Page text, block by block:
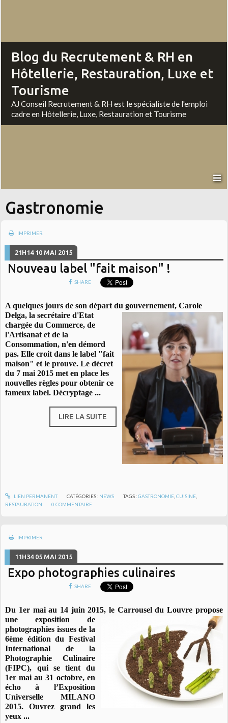
Blog du Recrutement & RH en
Hôtellerie, Restauration, Luxe et
Tourisme
AJ Conseil Recrutement & RH est le spécialiste de l'emploi
cadre en Hôtellerie, Luxe, Restauration et Tourisme
Gastronomie
IMPRIMER
21H14 10 MAI 2015
Nouveau label "fait maison" !
SHARE
A quelques jours de son départ du gouvernement, Carole
Delga, la secrétaire d'Etat
chargée du Commerce, de
l'Artisanat et de la
Consommation, n'en démord
pas. Elle croit dans le label "fait
maison" et le prouve. Le décret
du 7 mai 2015 met en place les
nouvelles règles pour obtenir ce
fameux label. Décryptage ...
LIRE LA SUITE
LIEN PERMANENT CATÉGORIES : NEWS TAGS :GASTRONOMIE ,CUISINE
RESTAURATION
0 COMMENTAIRE
IMPRIMER
11H34 05 MAI 2015
Expo photographies culinaires
SHARE
Du 1er mai au 14 juin 2015, le Carrousel du Louvre propose
une exposition de
photographies issues de la
6ème édition du Festival
International de la
Photographie Culinaire
(FIPC), qui se tient du
1er mai au 31 octobre, en
écho à l’Exposition
Universelle MILANO
2015. Ouvrez grand les
yeux ...